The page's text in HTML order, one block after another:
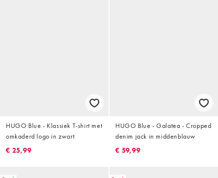
HUGO Blue - Klassiek T-shirt met
omkaderd logo in zwart
€ 25,99
HUGO Blue - Galatea - Cropped
denim jack in middenblauw
€ 59,99